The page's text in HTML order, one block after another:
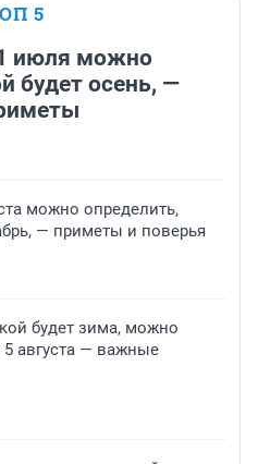
5
июля можно
будет осень, —
можно определить,
— приметы и поверья
будет зима, можно
5 августа — важные